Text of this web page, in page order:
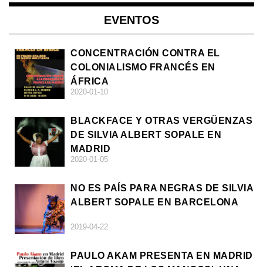
EVENTOS
CONCENTRACIÓN CONTRA EL
COLONIALISMO FRANCÉS EN
ÁFRICA
2020-01-10
BLACKFACE Y OTRAS VERGÜENZAS
DE SILVIA ALBERT SOPALE EN
MADRID
2020-01-05
NO ES PAÍS PARA NEGRAS DE SILVIA
ALBERT SOPALE EN BARCELONA
2019-04-22
PAULO AKAM PRESENTA EN MADRID